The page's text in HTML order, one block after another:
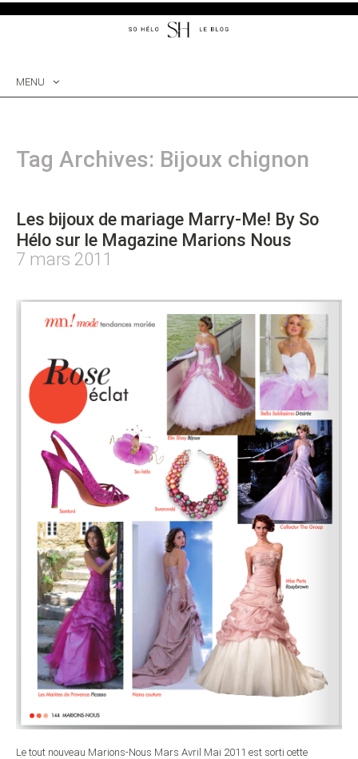
MENU
Tag Archives: Bijoux chignon
Les bijoux de mariage Marry-Me! By So
Hélo sur le Magazine Marions Nous
7 mars 2011
Le tout nouveau Marions-Nous Mars Avril Mai 2011 est sorti cette